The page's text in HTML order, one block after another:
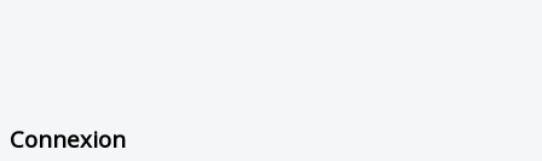
Connexion